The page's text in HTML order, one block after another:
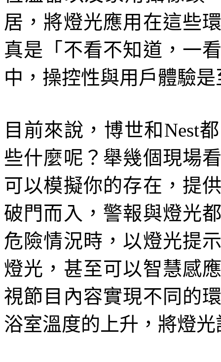
居，將燈光應用在這些
真是「不看不知道，一
中，操控性與用戶體驗
目前來說，博世和Nest
些什麼呢？舉幾個現場
可以模擬你的存在，提
破門而入，警報與燈光
危險情況時，以燈光提
燈光，甚至可以智慧感
視節目內容實現不同的
浴室溫度的上升，將燈